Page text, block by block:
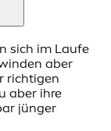
sich im Laufe
aber
richtigen
aber ihre
jünger